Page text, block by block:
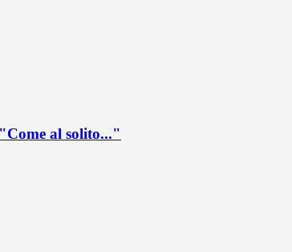
al solito..."